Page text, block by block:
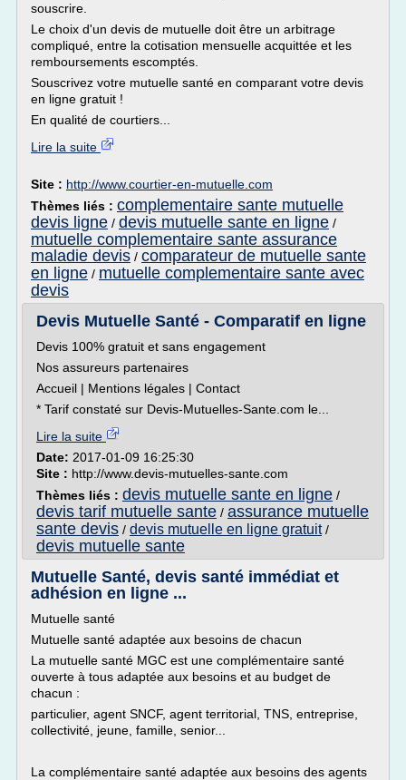
souscrire.
Le choix d'un devis de mutuelle doit être un arbitrage
compliqué, entre la cotisation mensuelle acquittée et les
remboursements escomptés.
Souscrivez votre mutuelle santé en comparant votre devis
en ligne gratuit !
En qualité de courtiers...
Lire la suite
Site : http://www.courtier-en-mutuelle.com
Thèmes liés : complementaire sante mutuelle
devis ligne / devis mutuelle sante en ligne /
mutuelle complementaire sante assurance
maladie devis / comparateur de mutuelle sante
en ligne / mutuelle complementaire sante avec
devis
Devis Mutuelle Santé - Comparatif en ligne
Devis 100% gratuit et sans engagement
Nos assureurs partenaires
Accueil | Mentions légales | Contact
* Tarif constaté sur Devis-Mutuelles-Sante.com le...
Lire la suite
Date: 2017-01-09 16:25:30
Site : http://www.devis-mutuelles-sante.com
Thèmes liés : devis mutuelle sante en ligne /
devis tarif mutuelle sante / assurance mutuelle
sante devis / devis mutuelle en ligne gratuit/
devis mutuelle sante
Mutuelle Santé, devis santé immédiat et
adhésion en ligne ...
Mutuelle santé
Mutuelle santé adaptée aux besoins de chacun
La mutuelle santé MGC est une complémentaire santé
ouverte à tous adaptée aux besoins et au budget de
chacun :
particulier, agent SNCF, agent territorial, TNS, entreprise,
collectivité, jeune, famille, senior...
La complémentaire santé adaptée aux besoins des agents